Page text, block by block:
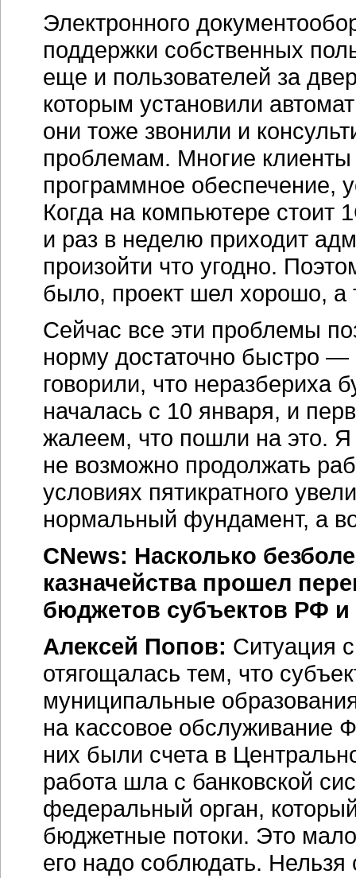
Электронного
поддержки собственных
еще и пользователей за
которым установили
они тоже звонили и
проблемам. Многие клиенты
программное обеспечение,
Когда на компьютере
и раз в неделю приходит
произойти что угодно.
было, проект шел хорошо, а
Сейчас все эти проблемы
норму достаточно быстро
говорили, что неразбериха
началась с 10 января, и
жалеем, что пошли на это.
не возможно продолжать
условиях пятикратного
нормальный фундамент, а
CNews: Насколько
казначейства прошел
бюджетов субъектов РФ
Алексей Попов: Ситуация
отягощалась тем, что
муниципальные
на кассовое обслуживание
них были счета в
работа шла с банковской
федеральный орган,
бюджетные потоки. Это
его надо соблюдать.